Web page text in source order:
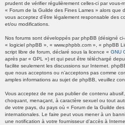
prudent de vérifier régulièrement celles-ci par vous-
« Forum de la Guilde des Fines Lames » alors que
vous acceptez d’être légalement responsable des
et/ou modifications.
Nos forums sont développés par phpBB (désigné
« logiciel phpBB », « www.phpbb.com », « phpBB
script libre de forum, déclaré sous la licence « GNU
après par « GPL ») et qui peut être téléchargé
facilite seulement les discussions sur Internet.
que nous acceptons ou n’acceptons pas comme
amples informations au sujet de phpBB, veuillez
Vous acceptez de ne pas publier de contenu
choquant, menaçant, à caractère sexuel ou tout
de votre pays, du pays où « Forum de la Guilde
internationales. Le faire peut vous mener à un
une notification à votre fournisseur d’accès à